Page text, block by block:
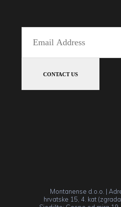
Montanense d.o.o. |
hrvatske 15, 4. kat